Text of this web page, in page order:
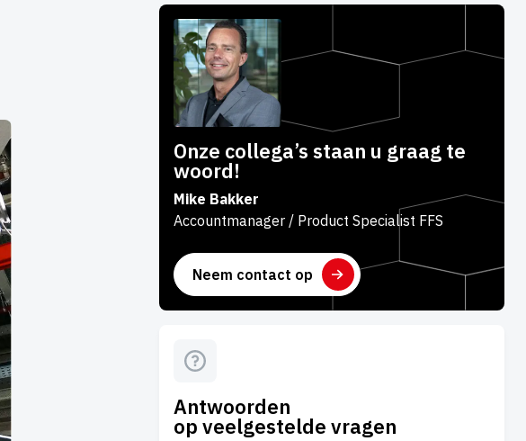
Onze collega’s staan u graag te
woord!
Mike Bakker
Accountmanager / Product Specialist FFS
Neem contact op
Antwoorden
op veelgestelde vragen